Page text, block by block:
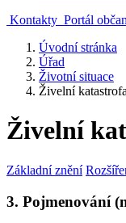
Kontakty Portál
Úvodní stránka
Úřad
Životní situace
Živelní
Živelní
Základní znění
3. Pojmenování